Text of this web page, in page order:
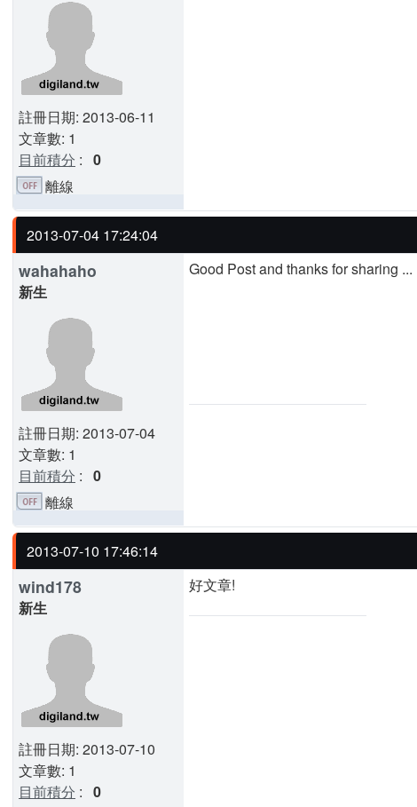
註冊日期: 2013-06-11
文章數: 1
目前積分 : 0
離線
2013-07-04 17:24:04
wahahaho
新生
註冊日期: 2013-07-04
文章數: 1
目前積分 : 0
Good Post and thanks for sharing ...
離線
2013-07-10 17:46:14
wind178
新生
註冊日期: 2013-07-10
文章數: 1
目前積分 : 0
好文章!